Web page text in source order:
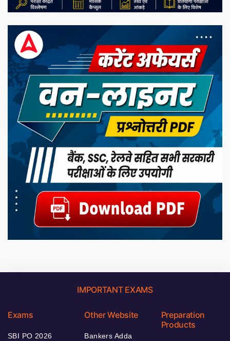
IMPORTANT EXAMS
Exams
SBI PO 2026
Other Website
Bankers Adda
Preparation
Products